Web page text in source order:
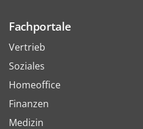
Fachportale
Vertrieb
Soziales
Homeoffice
Finanzen
Medizin